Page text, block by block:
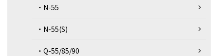
・N-55
・N-55(S)
・Q-55/85/90